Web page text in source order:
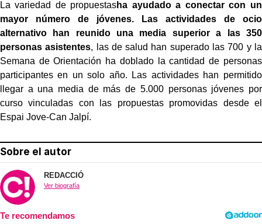
La variedad de propuestasha ayudado a conectar con un
mayor número de jóvenes. Las actividades de ocio
alternativo han reunido una media superior a las 350
personas asistentes, las de salud han superado las 700 y la
Semana de Orientación ha doblado la cantidad de personas
participantes en un solo año. Las actividades han permitido
llegar a una media de más de 5.000 personas jóvenes por
curso vinculadas con las propuestas promovidas desde el
Espai Jove-Can Jalpí.
Sobre el autor
REDACCIÓ
Ver biografía